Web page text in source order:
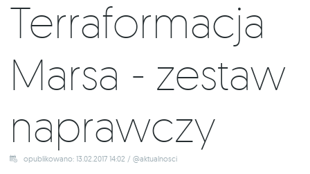
Terraformacja
Marsa - zestaw
naprawczy
opublikowano: 13.02.2017 14:02 / @aktualnosci